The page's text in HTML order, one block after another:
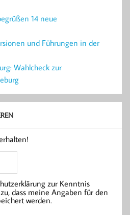
14 neue
und Führungen in der
Wahlcheck zur
zur Kenntnis
dass meine Angaben für den
werden.